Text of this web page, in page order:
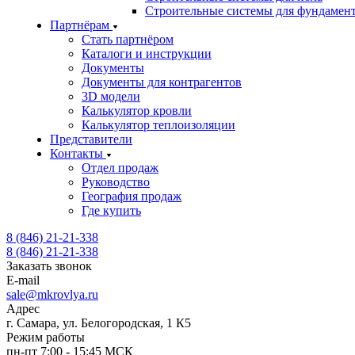
Строительные системы для
Партнёрам
Стать партнёром
Каталоги и инструкции
Документы
Документы для контрагентов
3D модели
Калькулятор кровли
Калькулятор теплоизоляции
Представители
Контакты
Отдел продаж
Руководство
География продаж
Где купить
8 (846) 21-21-338
8 (846) 21-21-338
Заказать звонок
E-mail
sale@mkrovlya.ru
Адрес
г. Самара, ул. Белогородская, 1 К5
Режим работы
пн-пт 7:00 - 15:45 МСК